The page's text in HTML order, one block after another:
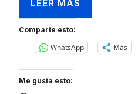
LEER MÁS
Comparte esto:
WhatsApp Más
Me gusta esto: